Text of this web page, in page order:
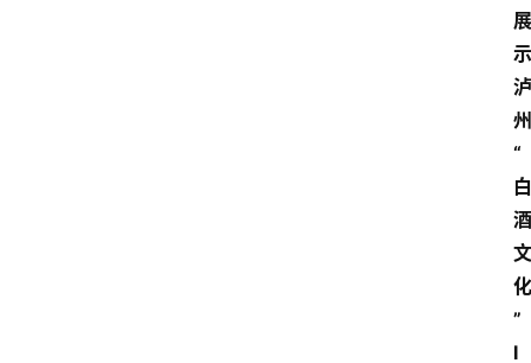
展
示
泸
州
“
白
酒
文
化
”
I